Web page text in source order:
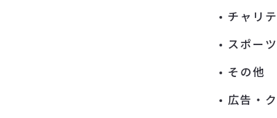
チャリ
スポーツ
その他
広告・